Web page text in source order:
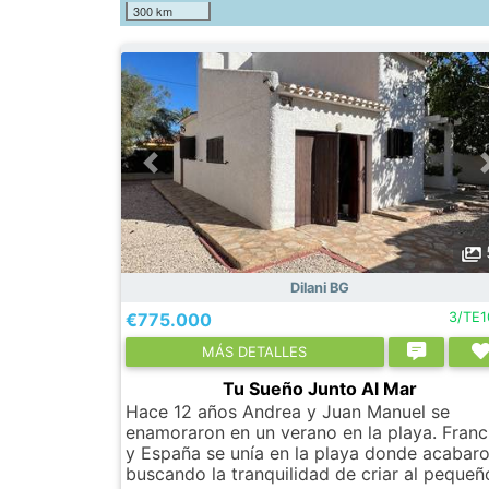
300 km
Dilani BG
€775.000 3/
МÁS DETALLES
Tu Sueño Junto Al Mar
Hace 12 años Andrea y Juan Manuel se
enamoraron en un verano en la playa.
y España se unía en la playa donde
buscando la tranquilidad de criar al